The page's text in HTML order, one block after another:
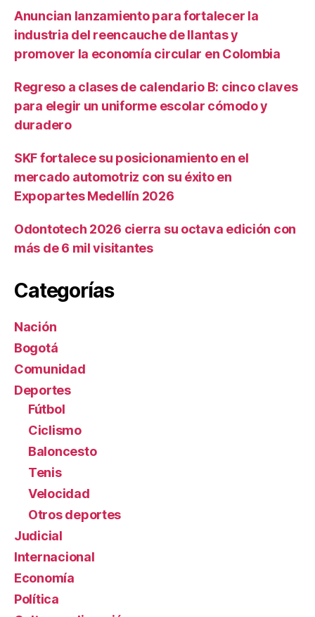
Anuncian lanzamiento para fortalecer la
industria del reencauche de llantas y
promover la economía circular en Colombia
Regreso a clases de calendario B: cinco claves
para elegir un uniforme escolar cómodo y
duradero
SKF fortalece su posicionamiento en el
mercado automotriz con su éxito en
Expopartes Medellín 2026
Odontotech 2026 cierra su octava edición con
más de 6 mil visitantes
Categorías
Nación
Bogotá
Comunidad
Deportes
Fútbol
Ciclismo
Baloncesto
Tenis
Velocidad
Otros deportes
Judicial
Internacional
Economía
Política